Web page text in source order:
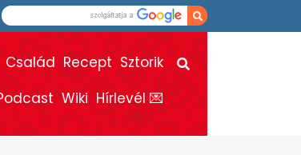
Család Recept Sztorik
Wiki Hírlevél 💌